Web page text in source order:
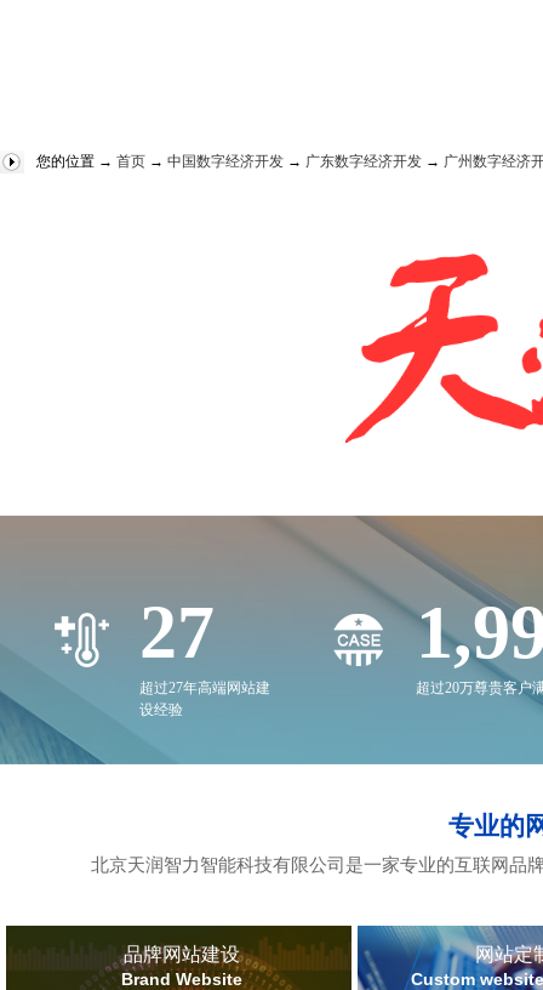
您的位置 → 首页 → 中国数字经济开发 → 广东数字经济开发 → 广州数字经济
27
超过27年高端网站建
设经验
超过20万尊贵客户
专业的
北京天润智力智能科技有限公司是一家专业的互联网品
品牌网站建设
Brand Website
网站定
Custom